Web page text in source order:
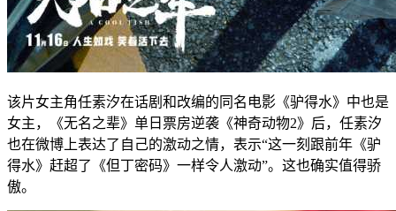
该片女主角任素汐在话剧和改编的同名电影《驴得水》中也是
女主，《无名之辈》单日票房逆袭《神奇动物2》后，任素汐
也在微博上表达了自己的激动之情，表示“这一刻跟前年《驴
得水》赶超了《但丁密码》一样令人激动”。这也确实值得骄
傲。